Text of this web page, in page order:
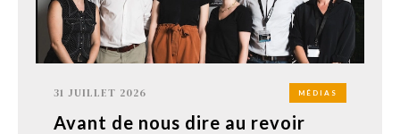
31 JUILLET 2026 MÉDIAS
Avant de nous dire au revoir